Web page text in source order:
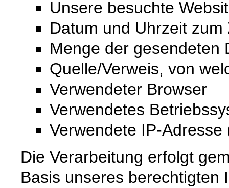
Unsere besuchte
Datum und Uhrzeit
Menge der gesendeten
Quelle/Verweis, von
Verwendeter Browser
Verwendetes
Verwendete IP-
Die Verarbeitung erfolgt
Basis unseres berechtigten